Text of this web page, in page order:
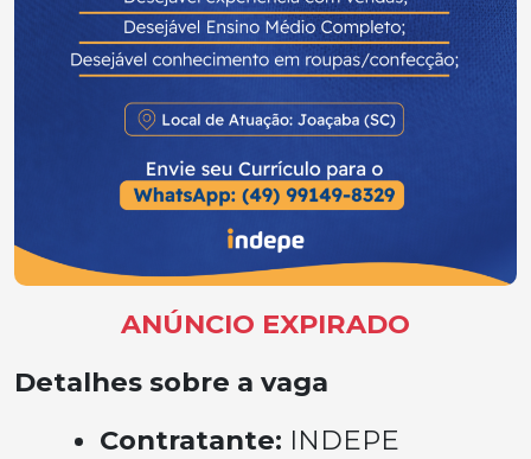
ANÚNCIO EXPIRADO
Detalhes sobre a vaga
Contratante: INDEPE